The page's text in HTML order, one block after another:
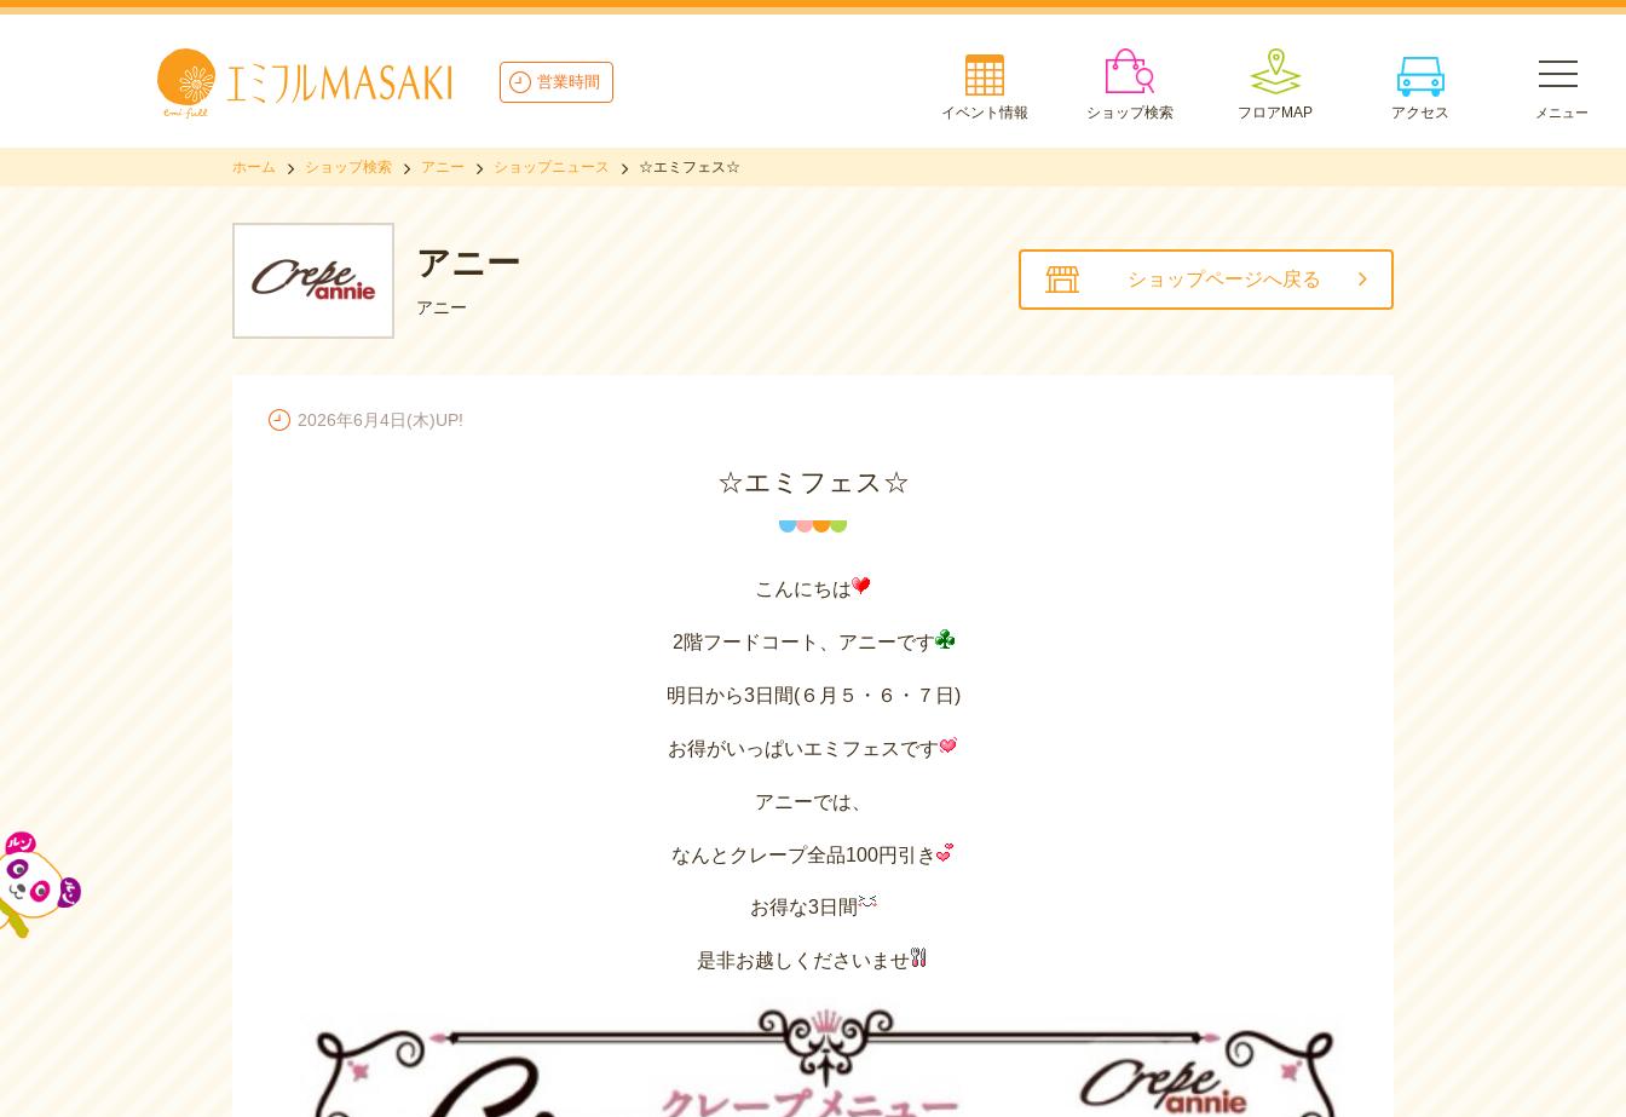
営業時間
イベント情報 ショップ検索 フロアMAP アクセス
ホーム ショップ検索 アニー ショップニュース ☆エミフェス☆
アニー
アニー
ショップページへ戻る
2026年6月4日(木)UP!
☆エミフェス☆
こんにちは
2階フードコート、アニーです
明日から3日間(６月５・６・７日)
お得がいっぱいエミフェスです
アニーでは、
なんとクレープ全品100円引き
お得な3日間
是非お越しくださいませ